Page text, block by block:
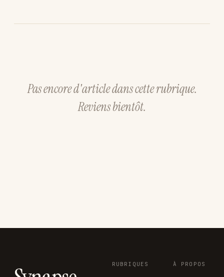
Pas encore d'article dans cette rubrique.
Reviens bientôt.
RUBRIQUES À PROPOS